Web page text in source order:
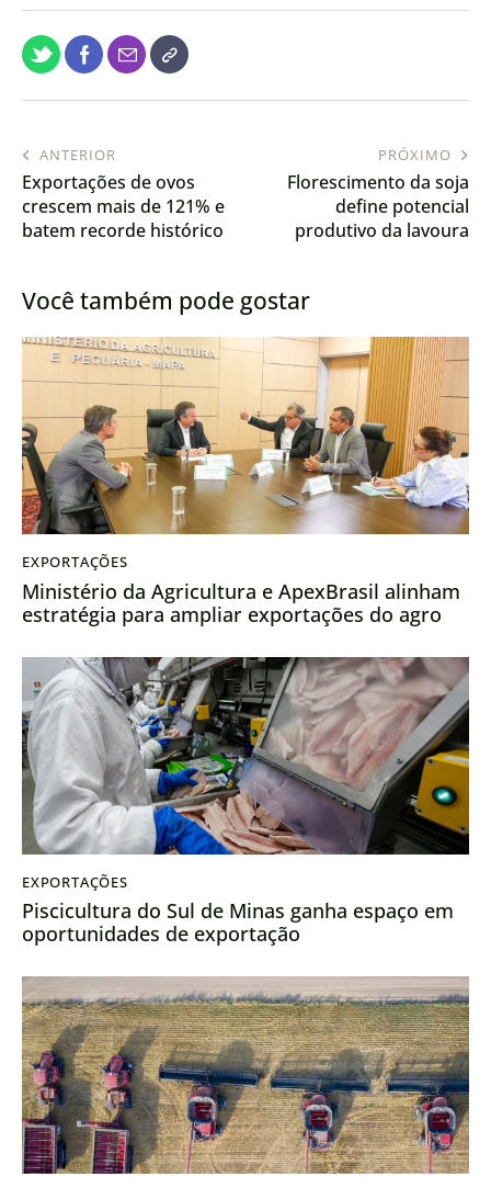
ANTERIOR
Exportações de ovos
crescem mais de 121% e
batem recorde histórico
PRÓXIMO
Florescimento da soja
define potencial
produtivo da lavoura
Você também pode gostar
EXPORTAÇÕES
Ministério da Agricultura e ApexBrasil alinham
estratégia para ampliar exportações do agro
EXPORTAÇÕES
Piscicultura do Sul de Minas ganha espaço em
oportunidades de exportação